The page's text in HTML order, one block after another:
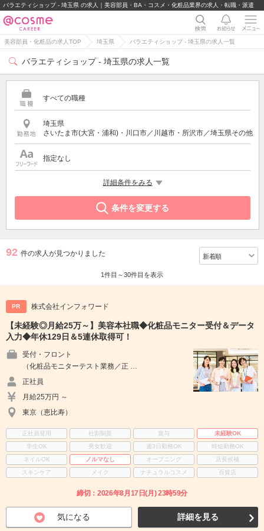
バラエティショップ - 埼玉県 の求人｜美容部員・BA・コスメ・化粧品業界の求人・転職・派遣
美容部員・化粧品の求人TOP 埼玉県 バラエティショップ - 埼玉県の求人一覧
バラエティショップ - 埼玉県の求人一覧
すべての職種
埼玉県
さいたま市(大宮・浦和)・川口市／川越市・所沢市／埼玉県その他
指定なし
詳細条件をみる
条件を変更する
92 件の求人が見つかりました
1件目～30件目を表示
PR 株式会社インフォワード
【未経験◎月給25万～】美容本社職◆化粧品モニター受付＆データ
入力◆年休129日＆5連休取得可！
受付・フロント
（化粧品モニターテスト業務／正 …
正社員
月給25万円 ～
東京（恵比寿）
正社員登用 社割制度 賞与
未経験OK
学生OK
男女歓迎 週3日勤務OK
時短勤務OK
ネイルOK
ノルマなし オープニング
店長候補
スキンケア
メイク ナチュラルコスメ 百貨店
締切：2026年8月17日(月) 23時59分
気になる 詳細を見る